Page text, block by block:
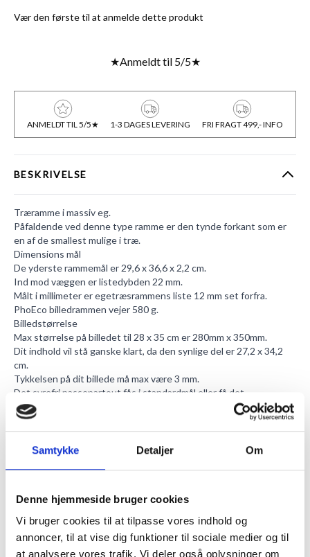
Samtykke Detaljer Om
Denne hjemmeside bruger cookies
Vi bruger cookies til at tilpasse vores indhold og
annoncer, til at vise dig funktioner til sociale medier og til
at analysere vores trafik. Vi deler også oplysninger om
Vær den første til at anmelde dette produkt
★Anmeldt til 5/5★
ANMELDT TIL 5/5★ 1-3 DAGES LEVERING FRI FRAGT 499,- INFO
BESKRIVELSE
Træramme i massiv eg.
Påfaldende ved denne type ramme er den tynde forkant som er
en af de smallest mulige i træ.
Dimensions mål
De yderste rammemål er 29,6 x 36,6 x 2,2 cm.
Ind mod væggen er listedybden 22 mm.
Målt i millimeter er egetræsrammens liste 12 mm set forfra.
PhoEco billedrammen vejer 580 g.
Billedstørrelse
Max størrelse på billedet til 28 x 35 cm er 280mm x 350mm.
Dit indhold vil stå ganske klart, da den synlige del er 27,2 x 34,2
cm.
Tykkelsen på dit billede må max være 3 mm.
Det syrefri passepartoutfås i standardmål eller få det
specialskåret til dit specialmål. Der er en lille afstand til
frontglasset fra billedet.
Det refleksfri glas
Med refleksfri frontglas menes der, at reflekserne fra lyset
Dannelse af let grønt glans vil ikke ske, da glasset er
farveneutralt.
Da lysgennemtrængelsen i glasset er på 92%, er det med til at
bevare indholdets klare farver og kontraster.